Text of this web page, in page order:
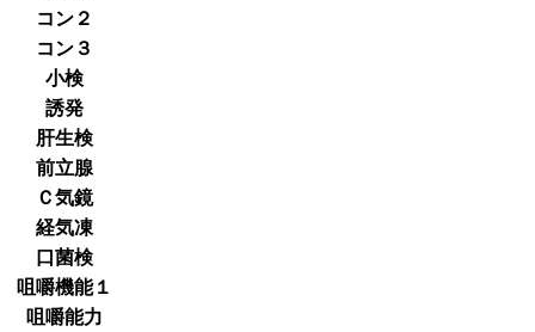
コン２
コン３
小検
誘発
肝生検
前立腺
Ｃ気鏡
経気凍
口菌検
咀嚼機能１
咀嚼能力